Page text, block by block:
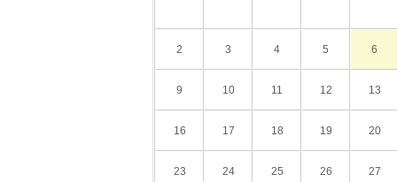
2 3 4 5 6
9 10 11 12 13
16 17 18 19 20
23 24 25 26 27